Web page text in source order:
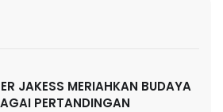
JAKESS MERIAHKAN BUDAYA
PERTANDINGAN